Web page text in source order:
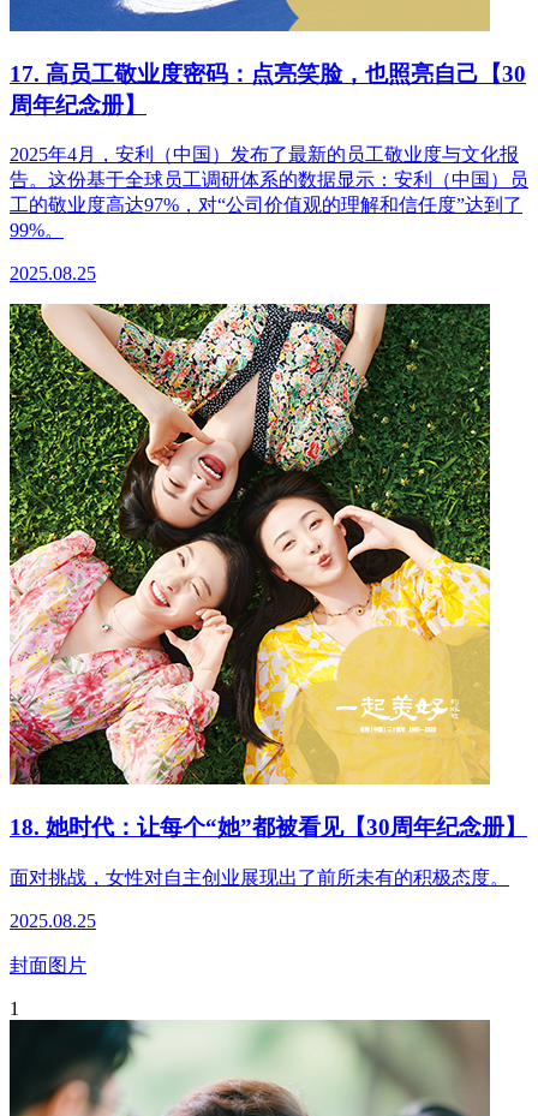
17. 高员工敬业度密码：点亮笑脸，也照亮自己【30
周年纪念册】
2025年4月，安利（中国）发布了最新的员工敬业度与文化报
告。这份基于全球员工调研体系的数据显示：安利（中国）员
工的敬业度高达97%，对“公司价值观的理解和信任度”达到了
99%。
2025.08.25
18. 她时代：让每个“她”都被看见【30周年纪念册】
面对挑战，女性对自主创业展现出了前所未有的积极态度。
2025.08.25
封面图片
1